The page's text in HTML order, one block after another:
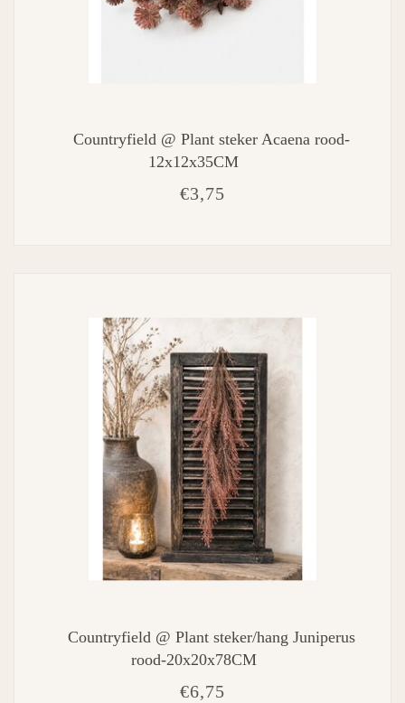
Countryfield @ Plant steker Acaena rood-
12x12x35CM
€3,75
Countryfield @ Plant steker/hang Juniperus
rood-20x20x78CM
€6,75